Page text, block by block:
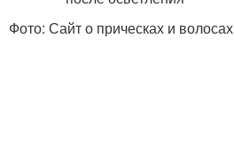
Фото: Сайт о прическах и волосах